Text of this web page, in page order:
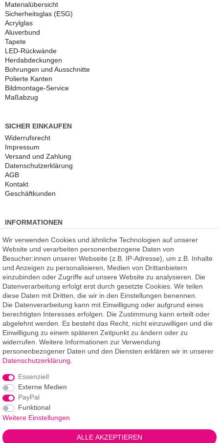
Materialübersicht
Sicherheitsglas (ESG)
Acrylglas
Aluverbund
Tapete
LED-Rückwände
Herdabdeckungen
Bohrungen und Ausschnitte
Polierte Kanten
Bildmontage-Service
Maßabzug
SICHER EINKAUFEN
Widerrufs­recht
Impressum
Versand und Zahlung
Daten­schutz­erklärung
AGB
Kontakt
Geschäftkunden
INFORMATIONEN
Kauf auf Rechnung
Datenschutz
Kostenlose Beratung
SSL Verschlüsselung
Händlerbund-Mitglied
ROOMPIXXeine Marke der
F.A.R.B. Digitaldruck GmbH
Chemnitzer Straße 12a
09235 Burkhardtsdorf
Telefon: 03721-263 994-2
Telefon: 03721-329 259-8
Telefax: 03721-263 994-3
E-Mail: info@roompixx.com
*** Angaben Lieferzeiten gelten für Lieferungen innerhalb
Wir verwenden Cookies und ähnliche Technologien auf unserer
Website und verarbeiten personenbezogene Daten von
Besucher:innen unserer Webseite (z.B. IP-Adresse), um z.B. Inhalte
und Anzeigen zu personalisieren, Medien von Drittanbietern
einzubinden oder Zugriffe auf unsere Website zu analysieren. Die
Datenverarbeitung erfolgt erst durch gesetzte Cookies. Wir teilen
diese Daten mit Dritten, die wir in den Einstellungen benennen.
Die Datenverarbeitung kann mit Einwilligung oder aufgrund eines
berechtigten Interesses erfolgen. Die Zustimmung kann erteilt oder
abgelehnt werden. Es besteht das Recht, nicht einzuwilligen und die
Einwilligung zu einem späteren Zeitpunkt zu ändern oder zu
widerrufen. Weitere Informationen zur Verwendung
personenbezogener Daten und den Diensten erklären wir in unserer
Daten­schutz­erklärung
Essenziell
Externe Medien
PayPal
Funktional
Weitere Einstellungen
ALLE AKZEPTIEREN